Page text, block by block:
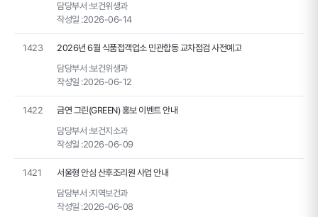
담당부서 :보건위생과
작성일 :2026-06-14
1423
2026년 6월 식품접객업소 민관합동 교차점검 사전예고
담당부서 :보건위생과
작성일 :2026-06-12
1422
금연 그린(GREEN) 홍보 이벤트 안내
담당부서 :보건지소과
작성일 :2026-06-09
1421
서울형 안심 산후조리원 사업 안내
담당부서 :지역보건과
작성일 :2026-06-08